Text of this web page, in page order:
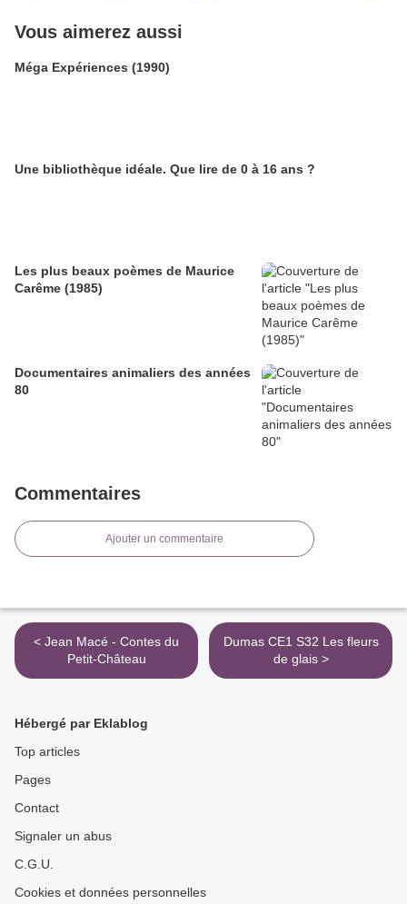
Vous aimerez aussi
Méga Expériences (1990)
Une bibliothèque idéale. Que lire de 0 à 16 ans ?
Les plus beaux poèmes de Maurice
Carême (1985)
Documentaires animaliers des années
80
Commentaires
Ajouter un commentaire
< Jean Macé - Contes du
Petit-Château
Dumas CE1 S32 Les fleurs
de glais >
Hébergé par Eklablog
Top articles
Pages
Contact
Signaler un abus
C.G.U.
Cookies et données personnelles